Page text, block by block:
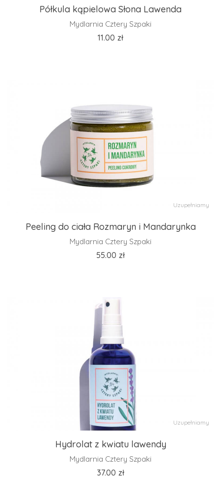
Półkula kąpielowa Słona Lawenda
Mydlarnia Cztery Szpaki
11.00 zł
Uzupełniamy
Peeling do ciała Rozmaryn i Mandarynka
Mydlarnia Cztery Szpaki
55.00 zł
Uzupełniamy
Hydrolat z kwiatu lawendy
Mydlarnia Cztery Szpaki
37.00 zł